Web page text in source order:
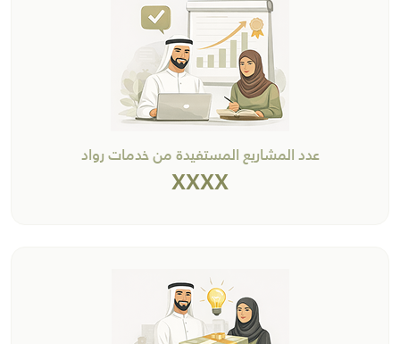
عدد المشاريع المستفيدة من خدمات رواد
XXXX